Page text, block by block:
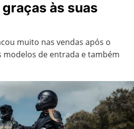
às suas
muito nas vendas após o
modelos de entrada e também